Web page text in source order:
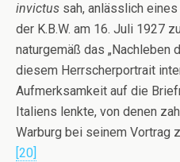
invictus sah, anlässlich
der K.B.W. am 16. Juli 1927
naturgemäß das „Nachleben
diesem Herrscherportrait
Aufmerksamkeit auf die
Italiens lenkte, von denen
Warburg bei seinem Vortrag
[20]